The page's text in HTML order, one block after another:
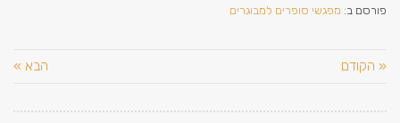
פורסם ב: מפגשי סופרים למבוגרים
« הקודם הבא »